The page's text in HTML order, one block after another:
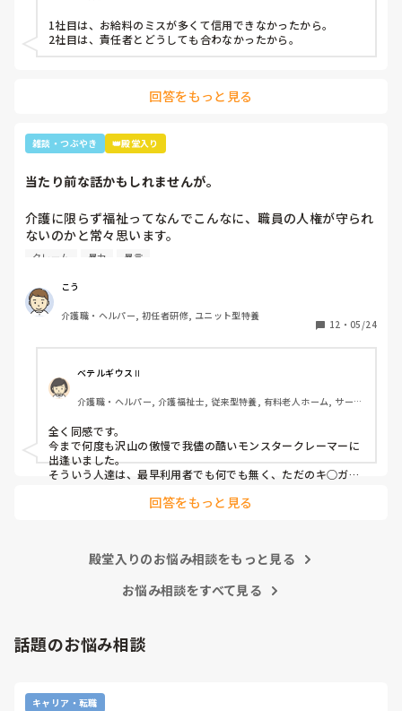
1社目は、お給料のミスが多くて信用できなかったから。
2社目は、責任者とどうしても合わなかったから。
回答をもっと見る
雑談・つぶやき 👑殿堂入り
当たり前な話かもしれませんが。
介護に限らず福祉ってなんでこんなに、職員の人権が守られ
ないのかと常々思います。
いる感じは否めません。
特に、利用者からの暴力・暴言、家族からのクレームをいつ
までも我慢するのは心情としておかしいのではと思います。
介護職員というより福祉人として間違っている考えだとは思
いますが、割りきって仕事をしていく必要があるのでしょう
心身をやられたりしたら、介護職員をやりたくなくなると思
うんですよね。
クレーム 暴力 暴言
こう
介護職・ヘルパー, 初任者研修, ユニット型特養
12 ・ 05/24
ベテルギウスⅡ
介護職・ヘルパー, 介護福祉士, 従来型特養, 有料老人ホーム, サービ
ット型特養
全く同感です。
今まで何度も沢山の傲慢で我儘の酷いモンスタークレーマーに
出逢いました。
そういう人達は、最早利用者でも何でも無く、ただのキ○ガイ
無理難題を言って来るこの人達には、毅然とした態度や対応が
まり、精神がやられた結果辞めて行きます。
治体や他職種にも拡大して、介護職に取っても働きやすい職場
回答をもっと見る
殿堂入りのお悩み相談をもっと見る
お悩み相談をすべて見る
話題のお悩み相談
キャリア・転職